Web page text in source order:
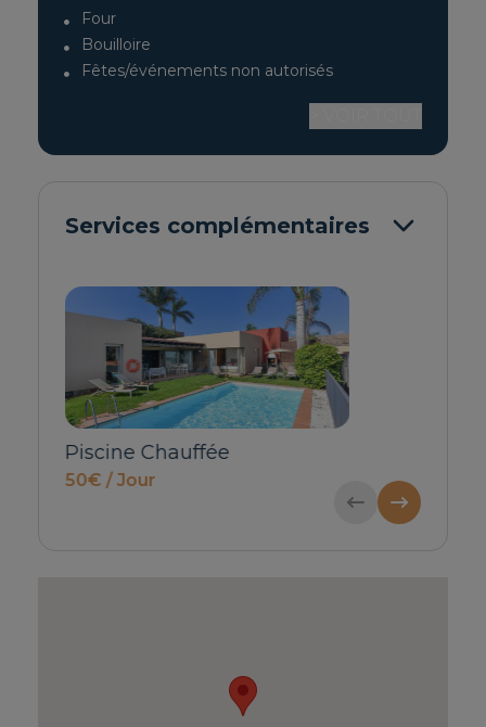
Four
Bouilloire
Fêtes/événements non autorisés
Services complémentaires
Lit bébé & Chaise haute
Consulter
pour 1-4
73€ /